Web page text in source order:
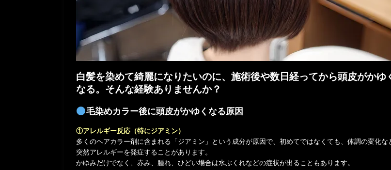
白髪を染めて綺麗になりたいのに、施術後や数日経ってから頭皮がかゆ
なる。そんな経験ありませんか？
毛染めカラー後に頭皮がかゆくなる原因
①アレルギー反応（特にジアミン）
多くのヘアカラー剤に含まれる「ジアミン」という成分が原因で、初めてではなくても、体調の変化な
突然アレルギーを発症することがあります。
かゆみだけでなく、赤み、腫れ、ひどい場合は水ぶくれなどの症状が出ることもあります。